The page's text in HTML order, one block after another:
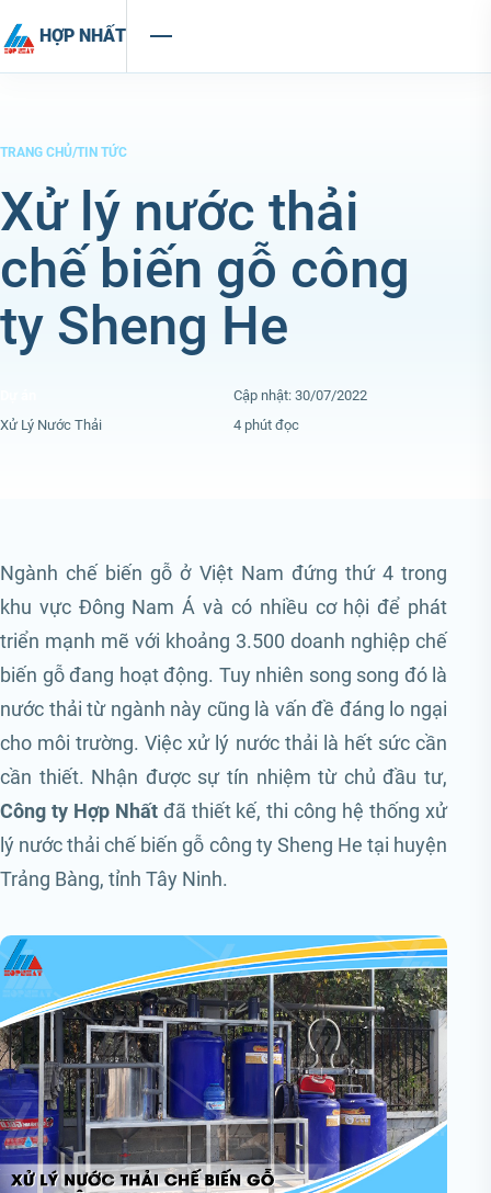
HỢP NHẤT
TRANG CHỦ/TIN TỨC
Xử lý nước thải
chế biến gỗ công
ty Sheng He
Cập nhật: 30/07/2022
Xử Lý Nước Thải
4 phút đọc
Ngành chế biến gỗ ở Việt Nam đứng thứ 4 trong
khu vực Đông Nam Á và có nhiều cơ hội để phát
triển mạnh mẽ với khoảng 3.500 doanh nghiệp chế
biến gỗ đang hoạt động. Tuy nhiên song song đó là
nước thải từ ngành này cũng là vấn đề đáng lo ngại
cho môi trường. Việc xử lý nước thải là hết sức cần
cần thiết. Nhận được sự tín nhiệm từ chủ đầu tư,
Công ty Hợp Nhấtđã thiết kế, thi công hệ thống xử
lý nước thải chế biến gỗ công ty Sheng He tại huyện
Trảng Bàng, tỉnh Tây Ninh.